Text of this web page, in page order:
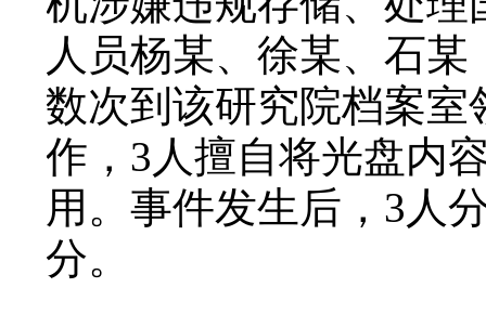
人员杨某、徐某、石
数次到该研究院档案
作，3人擅自将光盘内
用。事件发生后，3人
分。